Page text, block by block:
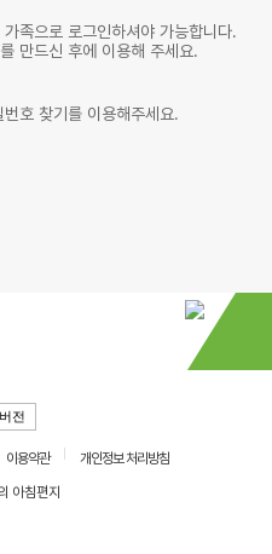
족으로 로그인하셔야 가능합니다.
만드신 후에 이용해 주세요.
호 찾기를 이용해주세요.
전
이용약관
개인정보 처리방침
아침편지